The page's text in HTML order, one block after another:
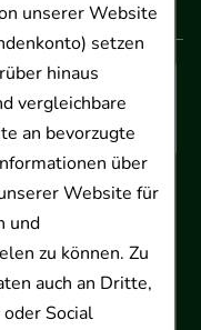
unserer Website
setzen
hinaus
vergleichbare
an bevorzugte
über
Website für
und
zu können. Zu
auch an Dritte,
Social